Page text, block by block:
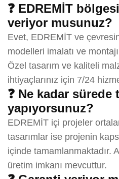
❓ EDREMİT
veriyor musunuz?
Evet, EDREMİT ve
modelleri imalatı ve
Özel tasarım ve kaliteli
ihtiyaçlarınız için 7/24
❓ Ne kadar sürede
yapıyorsunuz?
EDREMİT içi projeler
tasarımlar ise projenin
içinde tamamlanmaktadır.
üretim imkanı mevcuttur.